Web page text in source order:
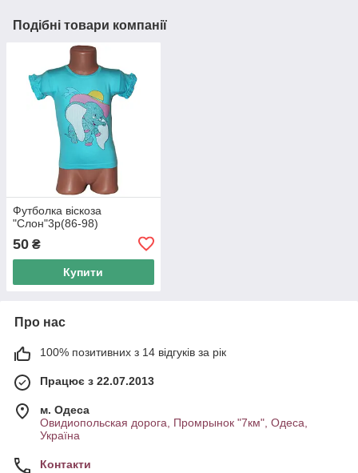
Подібні товари компанії
Футболка віскоза
"Слон"3р(86-98)
50 ₴
Купити
Про нас
100% позитивних з 14 відгуків за рік
Працює з 22.07.2013
м. Одеса
Овидиопольская дорога, Промрынок "7км", Одеса,
Україна
Контакти